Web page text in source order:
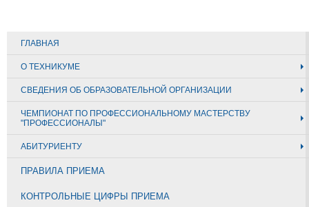
ГЛАВНАЯ
О ТЕХНИКУМЕ
СВЕДЕНИЯ ОБ ОБРАЗОВАТЕЛЬНОЙ ОРГАНИЗАЦИИ
ЧЕМПИОНАТ ПО ПРОФЕССИОНАЛЬНОМУ МАСТЕРСТВУ
"ПРОФЕССИОНАЛЫ"
АБИТУРИЕНТУ
ПРАВИЛА ПРИЕМА
КОНТРОЛЬНЫЕ ЦИФРЫ ПРИЕМА